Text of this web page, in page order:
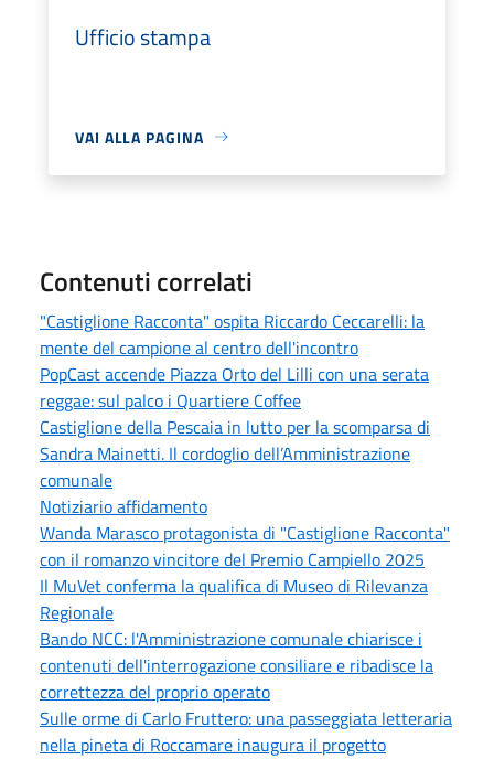
Ufficio stampa
VAI ALLA PAGINA
Contenuti correlati
"Castiglione Racconta" ospita Riccardo Ceccarelli: la
mente del campione al centro dell'incontro
PopCast accende Piazza Orto del Lilli con una serata
reggae: sul palco i Quartiere Coffee
Castiglione della Pescaia in lutto per la scomparsa di
Sandra Mainetti. Il cordoglio dell’Amministrazione
comunale
Notiziario affidamento
Wanda Marasco protagonista di "Castiglione Racconta"
con il romanzo vincitore del Premio Campiello 2025
Il MuVet conferma la qualifica di Museo di Rilevanza
Regionale
Bando NCC: l'Amministrazione comunale chiarisce i
contenuti dell'interrogazione consiliare e ribadisce la
correttezza del proprio operato
Sulle orme di Carlo Fruttero: una passeggiata letteraria
nella pineta di Roccamare inaugura il progetto